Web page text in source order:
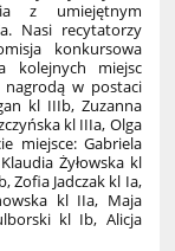
z umiejętnym
Nasi recytatorzy
konkursowa
kolejnych miejsc
nagrodą w postaci
kl IIIb, Zuzanna
kl IIIa, Olga
miejsce: Gabriela
Żyłowska kl
Zofia Jadczak kl Ia,
kl IIa, Maja
kl Ib, Alicja